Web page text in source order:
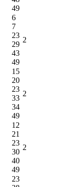
49
6
7
23
29
43
49
2
15
20
23
33
34
49
2
12
21
23
30
40
49
2
23